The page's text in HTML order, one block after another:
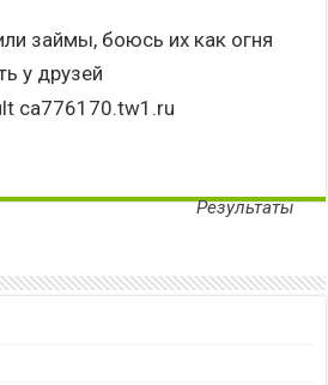
займы, боюсь их как огня
у друзей
ca776170.tw1.ru
Результаты